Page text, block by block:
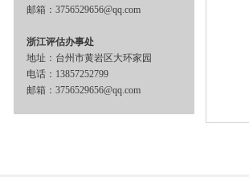
邮箱：3756529656@qq.com
浙江评估办事处
地址：台州市黄岩区大环家园
电话：13857252799
邮箱：3756529656@qq.com